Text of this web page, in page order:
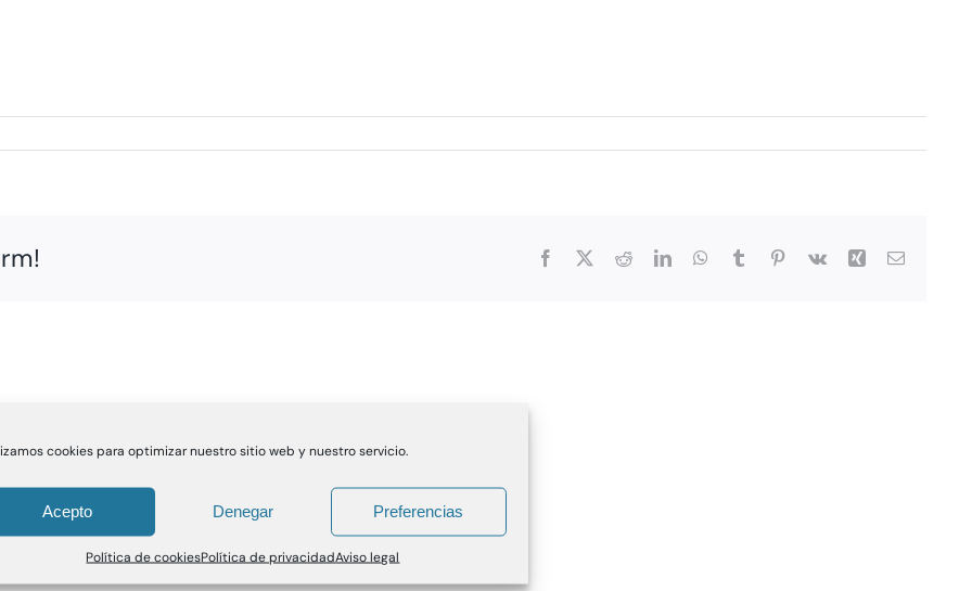
cookies para optimizar nuestro sitio web y nuestro servicio.
Acepto Denegar Preferencias
Política de cookiesPolítica de privacidadAviso legal
Facebook RedditLinkedInWhatsApp
Tumblr Pinterest
Vk Xing Correo